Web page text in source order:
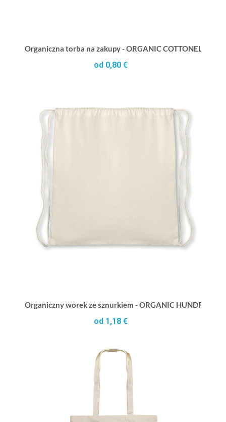
Organiczna torba na zakupy - ORGANIC COTTONEL
od 0,80 €
Organiczny worek ze sznurkiem - ORGANIC HUNDRED
od 1,18 €